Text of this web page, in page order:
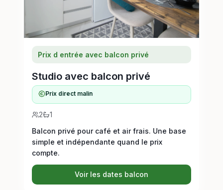
Prix d entrée avec balcon privé
Studio avec balcon privé
Prix direct malin
2
1
Balcon privé pour café et air frais. Une base
simple et indépendante quand le prix
compte.
Voir les dates balcon